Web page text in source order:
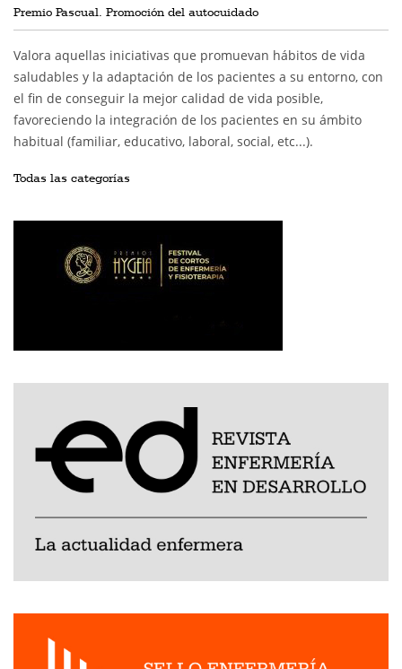
Premio Pascual. Promoción del autocuidado
Valora aquellas iniciativas que promuevan hábitos de vida
saludables y la adaptación de los pacientes a su entorno, con
el fin de conseguir la mejor calidad de vida posible,
favoreciendo la integración de los pacientes en su ámbito
habitual (familiar, educativo, laboral, social, etc...).
Todas las categorías